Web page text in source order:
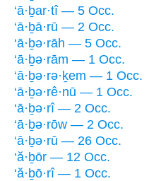
‘ā·ḇar·tî — 5 Occ.
‘ā·ḇā·rū — 2 Occ.
‘ā·ḇə·rāh — 5 Occ.
‘ā·ḇə·rām — 1 Occ.
‘ā·ḇə·rə·ḵem — 1 Occ.
‘ā·ḇə·rê·nū — 1 Occ.
‘ā·ḇə·rî — 2 Occ.
‘ā·ḇə·rōw — 2 Occ.
‘ā·ḇə·rū — 26 Occ.
‘ă·ḇōr — 12 Occ.
‘ă·ḇō·rî — 1 Occ.